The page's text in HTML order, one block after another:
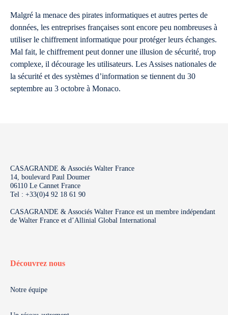
Malgré la menace des pirates informatiques et autres pertes de
données, les entreprises françaises sont encore peu nombreuses à
utiliser le chiffrement informatique pour protéger leurs échanges.
Mal fait, le chiffrement peut donner une illusion de sécurité, trop
complexe, il décourage les utilisateurs. Les Assises nationales de
la sécurité et des systèmes d’information se tiennent du 30
septembre au 3 octobre à Monaco.
CASAGRANDE & Associés Walter France
14, boulevard Paul Doumer
06110 Le Cannet France
Tel : +33(0)4 92 18 61 90
CASAGRANDE & Associés Walter France est un membre indépendant
de Walter France et d’Allinial Global International
Découvrez nous
Notre équipe